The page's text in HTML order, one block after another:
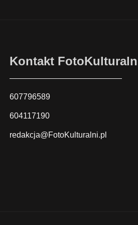
Kontakt
607796589
604117190
redakcja@FotoKulturalni.pl